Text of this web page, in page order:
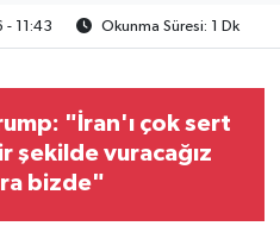
- 11:43 Okunma Süresi: 1 Dk
"İran'ı çok sert
şekilde vuracağız
bizde"